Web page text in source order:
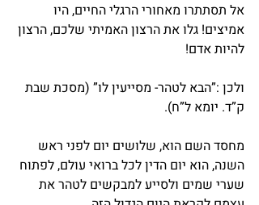
אל תסתתרו מאחורי הרגלי החיים, היו
אמיצים! גלו את הרצון האמיתי שלכם, הרצון
להיות אדם!
ולכן :”הבא לטהר- מסייעין לו” (מסכת שבת
ק”ד. יומא ל”ח).
מחסד השם הוא, שלושים יום לפני ראש
השנה, הוא יום הדין לכל ברואי עולם, לפתוח
שערי שמים ולסייע למבקשים לטהר את